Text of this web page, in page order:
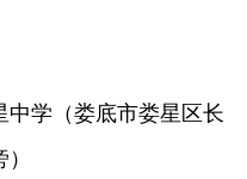
学（娄底市娄星区长